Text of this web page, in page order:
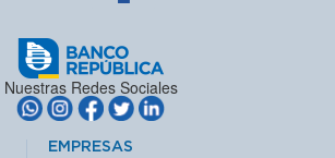
Nuestras Redes Sociales
EMPRESAS